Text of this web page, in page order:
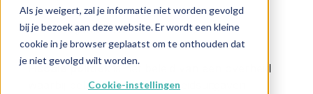
Als je weigert, zal je informatie niet worden gevolgd
bij je bezoek aan deze website. Er wordt een kleine
cookie in je browser geplaatst om te onthouden dat
je niet gevolgd wilt worden.
Cookie-instellingen
← Terug naar FAQ
Fiscale politiek is het beleid van een overheid
waarbij belastingen en overheidsuitgaven